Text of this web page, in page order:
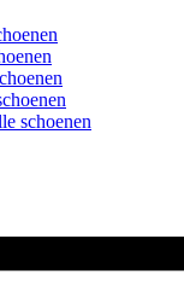
schoenen